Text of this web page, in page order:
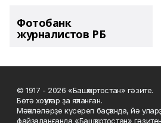
Фотобанк
журналистов РБ
© 1917 - 2026 «Башҡортостан» гәзите.
Бөтә хоҡуҡтар ҙа яҡланған.
Мәҡәләләрҙе күсереп баҫҡанда, йә
файҙаланғанда «Башҡортостан»